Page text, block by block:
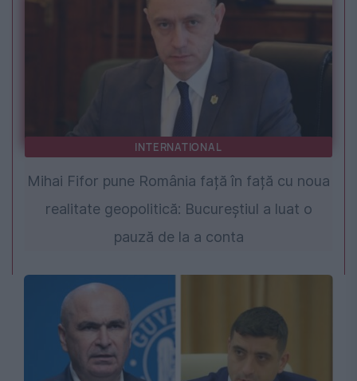
INTERNATIONAL
Mihai Fifor pune România față în față cu noua
realitate geopolitică: Bucureștiul a luat o
pauză de la a conta